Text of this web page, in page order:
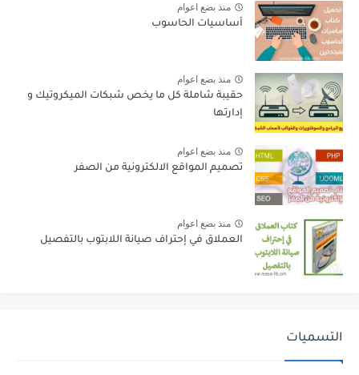
منذ بضع اعوام
أساسيات الحاسوب
منذ بضع اعوام
حقيبة شاملة كل ما يخص شبكات الميكروتيك و
إدارتها
منذ بضع اعوام
تصميم المواقع الالكترونية من الصفر
منذ بضع اعوام
العملاق في إحتراف صيانة اللابتوب بالتفصيل
التسميات